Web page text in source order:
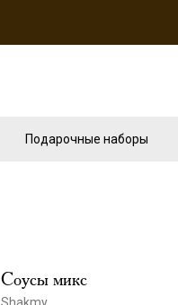
Подарочные наборы
Соусы микс